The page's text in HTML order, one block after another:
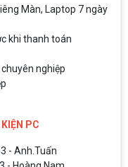
Màn, Laptop 7 ngày
khi thanh toán
nghiệp
PC
- Anh.Tuấn